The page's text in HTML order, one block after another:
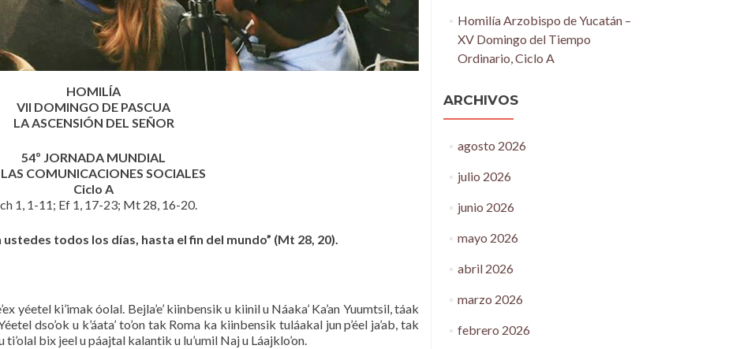
HOMILÍA
VII DOMINGO DE PASCUA
LA ASCENSIÓN DEL SEÑOR
54º JORNADA MUNDIAL
LAS COMUNICACIONES SOCIALES
Ciclo A
1, 1-11; Ef 1, 17-23; Mt 28, 16-20.
ustedes todos los días, hasta el fin del mundo” (Mt 28, 20).
yéetel ki’imak óolal. Bejla’e’ kiinbensik u kiinil u Náaka’ Ka’an Yuumtsil, táak
dso’ok u k’áata’ to’on tak Roma ka kiinbensik tuláakal jun p’éel ja’ab, tak
ti’olal bix jeel u páajtal kalantik u lu’umil Naj u Láajklo’on.
Homilía Arzobispo de Yucatán –
XV Domingo del Tiempo
Ordinario, Ciclo A
ARCHIVOS
agosto 2026
julio 2026
junio 2026
mayo 2026
abril 2026
marzo 2026
febrero 2026